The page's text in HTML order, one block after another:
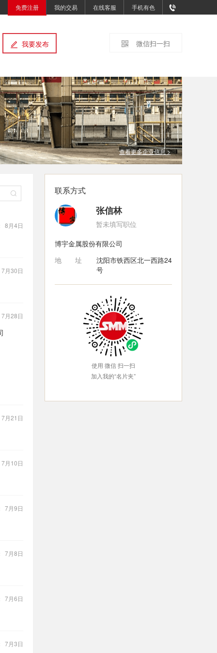
免费注册 我的交易 在线客服 手机有色
我要发布 微信扫一扫
查看更多企业信息 >
8月4日
7月30日
7月28日
7月21日
7月10日
7月9日
7月8日
7月6日
7月3日
联系方式
张信林
暂未填写职位
博宇金属股份有限公司
地址
沈阳市铁西区北一西路24
号
使用 微信 扫一扫
加入我的“名片夹”